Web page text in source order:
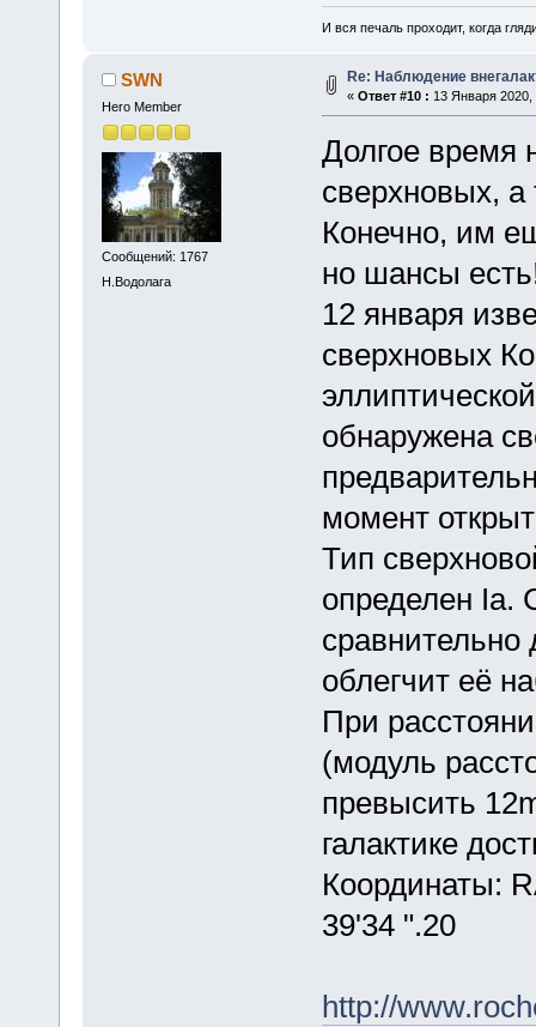
И вся печаль проходит, когда
SWN
Hero Member
Сообщений: 1767
Н.Водолага
Re: Наблюдение
« Ответ #10 : 13 Января 2020,
Долгое время
сверхновых, а
Конечно, им
но шансы
12 января
сверхновых
обнаружена
момент
Тип
определен Ia.
сравнительно
облегчит её
При
(модуль
превысить
галактике
Координаты:
39'34 ".20
http://